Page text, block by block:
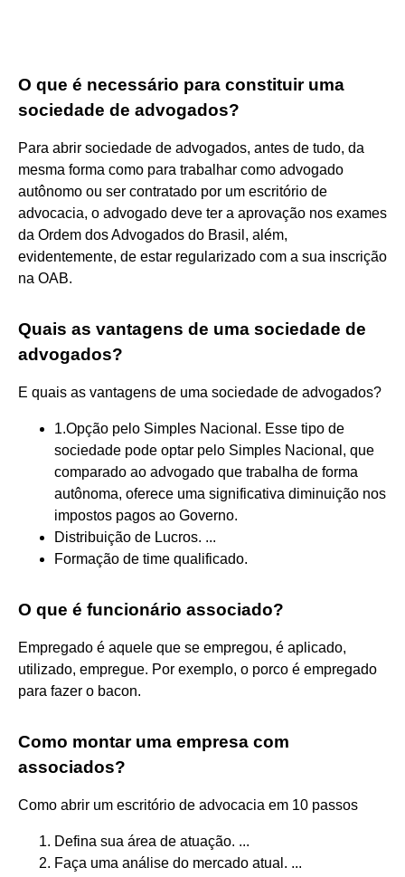
O que é necessário para constituir uma
sociedade de advogados?
Para abrir sociedade de advogados, antes de tudo, da
mesma forma como para trabalhar como advogado
autônomo ou ser contratado por um escritório de
advocacia, o advogado deve ter a aprovação nos exames
da Ordem dos Advogados do Brasil, além,
evidentemente, de estar regularizado com a sua inscrição
na OAB.
Quais as vantagens de uma sociedade de
advogados?
E quais as vantagens de uma sociedade de advogados?
1.Opção pelo Simples Nacional. Esse tipo de
sociedade pode optar pelo Simples Nacional, que
comparado ao advogado que trabalha de forma
autônoma, oferece uma significativa diminuição nos
impostos pagos ao Governo.
Distribuição de Lucros. ...
Formação de time qualificado.
O que é funcionário associado?
Empregado é aquele que se empregou, é aplicado,
utilizado, empregue. Por exemplo, o porco é empregado
para fazer o bacon.
Como montar uma empresa com
associados?
Como abrir um escritório de advocacia em 10 passos
Defina sua área de atuação. ...
Faça uma análise do mercado atual. ...